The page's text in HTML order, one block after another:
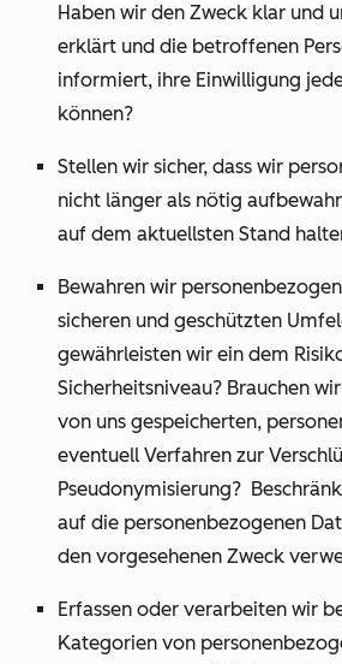
Haben wir den Zweck klar und
erklärt und die betroffenen
informiert, ihre Einwilligung
können?
Stellen wir sicher, dass wir
nicht länger als nötig
auf dem aktuellsten Stand
Bewahren wir
sicheren und geschützten
gewährleisten wir ein dem
Sicherheitsniveau? Brauchen
von uns gespeicherten,
eventuell Verfahren zur
Pseudonymisierung?
auf die personenbezogenen
den vorgesehenen Zweck
Erfassen oder verarbeiten wir
Kategorien von